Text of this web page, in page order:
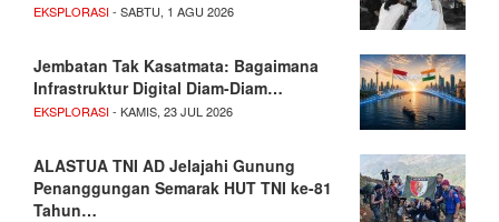
EKSPLORASI- SABTU, 1 AGU 2026
Jembatan Tak Kasatmata: Bagaimana
Infrastruktur Digital Diam-Diam…
EKSPLORASI- KAMIS, 23 JUL 2026
ALASTUA TNI AD Jelajahi Gunung
Penanggungan Semarak HUT TNI ke-81
Tahun…